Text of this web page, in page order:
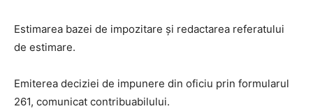
Estimarea bazei de impozitare și redactarea referatului
de estimare.
Emiterea deciziei de impunere din oficiu prin formularul
261, comunicat contribuabilului.